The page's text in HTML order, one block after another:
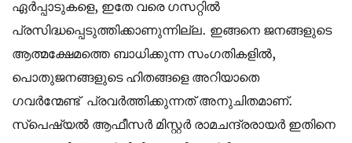
ഏർപ്പാടുകളെ, ഇതേ വരെ ഗസറ്റിൽ
പ്രസിദ്ധപ്പെടുത്തിക്കാണുന്നില്ല. ഇങ്ങനെ ജനങ്ങളുടെ
ആത്മക്ഷേമത്തെ ബാധിക്കുന്ന സംഗതികളിൽ,
പൊതുജനങ്ങളുടെ ഹിതങ്ങളെ അറിയാതെ
ഗവര്‍ന്മേണ്ട് പ്രവർത്തിക്കുന്നത് അനുചിതമാണ്.
സ്പെഷ്യൽ ആഫീസർ മിസ്റ്റർ രാമചന്ദ്രരായർ ഇതിനെ